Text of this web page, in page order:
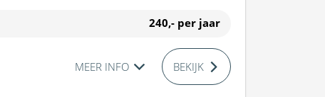
240,- per jaar
MEER INFO BEKIJK